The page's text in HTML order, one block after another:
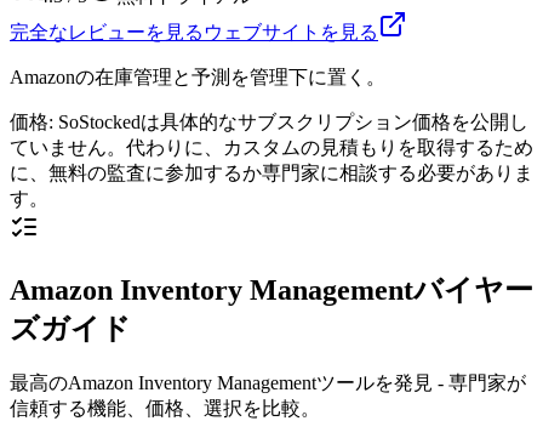
完全なレビューを見る ウェブサイトを見る
Amazonの在庫管理と予測を管理下に置く。
価格: SoStockedは具体的なサブスクリプション価格を公開し
ていません。代わりに、カスタムの見積もりを取得するため
に、無料の監査に参加するか専門家に相談する必要がありま
す。
Amazon Inventory Managementバイヤー
ズガイド
最高のAmazon Inventory Managementツールを発見 - 専門家が
信頼する機能、価格、選択を比較。